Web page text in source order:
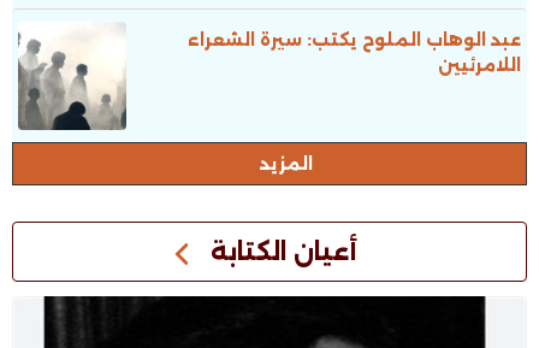
عبد الوهاب الملوح يكتب: سيرة الشعراء
اللامرئيين
المزيد
أعيان الكتابة